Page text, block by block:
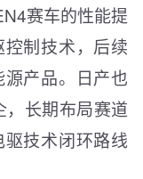
赛车的性能提
制技术，后续
产品。日产也
长期布局赛道
技术闭环路线